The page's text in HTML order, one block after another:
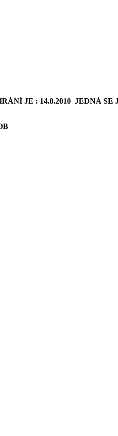
JE : 14.8.2010 JEDNÁ SE